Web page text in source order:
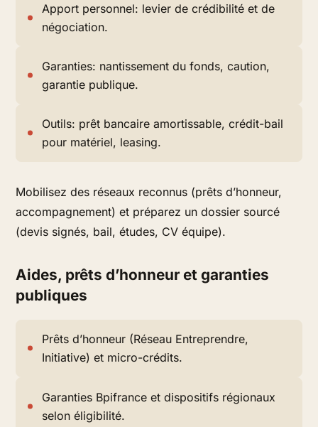
Apport personnel: levier de crédibilité et de
négociation.
Garanties: nantissement du fonds, caution,
garantie publique.
Outils: prêt bancaire amortissable, crédit-bail
pour matériel, leasing.
Mobilisez des réseaux reconnus (prêts d’honneur,
accompagnement) et préparez un dossier sourcé
(devis signés, bail, études, CV équipe).
Aides, prêts d’honneur et garanties
publiques
Prêts d’honneur (Réseau Entreprendre,
Initiative) et micro-crédits.
Garanties Bpifrance et dispositifs régionaux
selon éligibilité.